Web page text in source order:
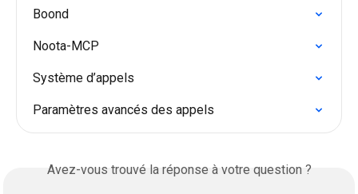
Boond
Noota-MCP
Système d’appels
Paramètres avancés des appels
Avez-vous trouvé la réponse à votre question ?